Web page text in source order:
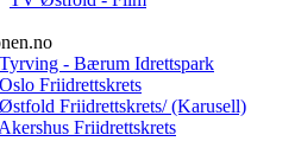
- Bærum Idrettspark
Friidrettskrets
Friidrettskrets/ (Karusell)
Friidrettskrets